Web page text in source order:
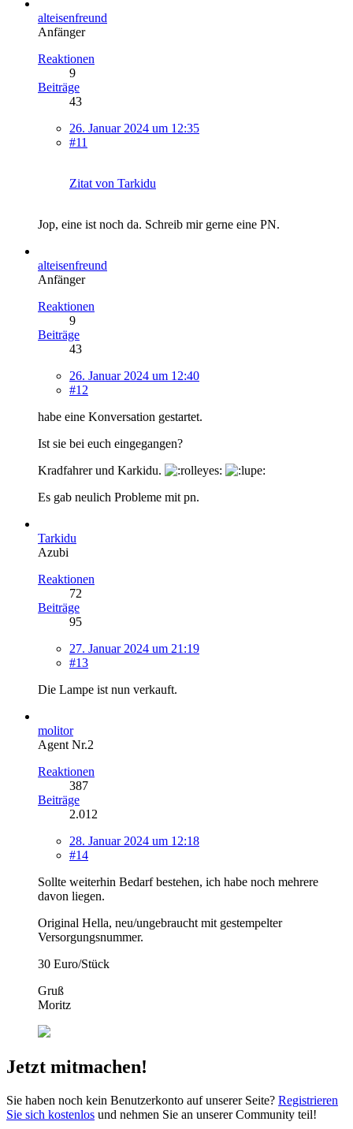
alteisenfreund
Anfänger
Reaktionen
9
Beiträge
43
26. Januar 2024 um 12:35
#11
Zitat von Tarkidu
Jop, eine ist noch da. Schreib mir gerne eine PN.
alteisenfreund
Anfänger
Reaktionen
9
Beiträge
43
26. Januar 2024 um 12:40
#12
habe eine Konversation gestartet.
Ist sie bei euch eingegangen?
Kradfahrer und Karkidu.
Es gab neulich Probleme mit pn.
Tarkidu
Azubi
Reaktionen
72
Beiträge
95
27. Januar 2024 um 21:19
#13
Die Lampe ist nun verkauft.
molitor
Agent Nr.2
Reaktionen
387
Beiträge
2.012
28. Januar 2024 um 12:18
#14
Sollte weiterhin Bedarf bestehen, ich habe noch mehrere
davon liegen.
Original Hella, neu/ungebraucht mit gestempelter
Versorgungsnummer.
30 Euro/Stück
Gruß
Moritz
Jetzt mitmachen!
Sie haben noch kein Benutzerkonto auf unserer Seite? Registrieren
Sie sich kostenlos und nehmen Sie an unserer Community teil!